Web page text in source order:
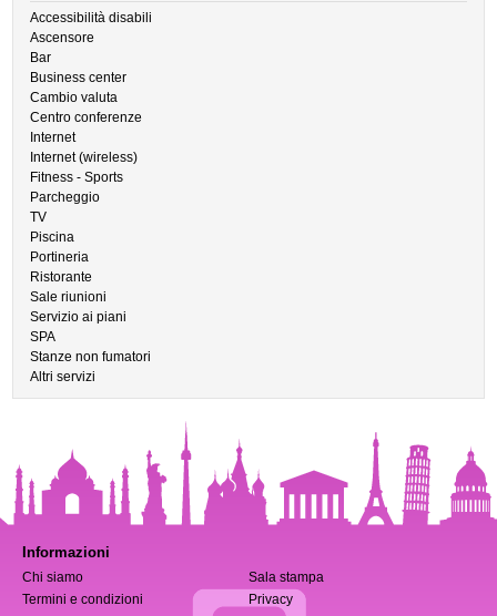
Accessibilità disabili
Ascensore
Bar
Business center
Cambio valuta
Centro conferenze
Internet
Internet (wireless)
Fitness - Sports
Parcheggio
TV
Piscina
Portineria
Ristorante
Sale riunioni
Servizio ai piani
SPA
Stanze non fumatori
Altri servizi
Informazioni
Chi siamo
Sala stampa
Termini e condizioni
Privacy